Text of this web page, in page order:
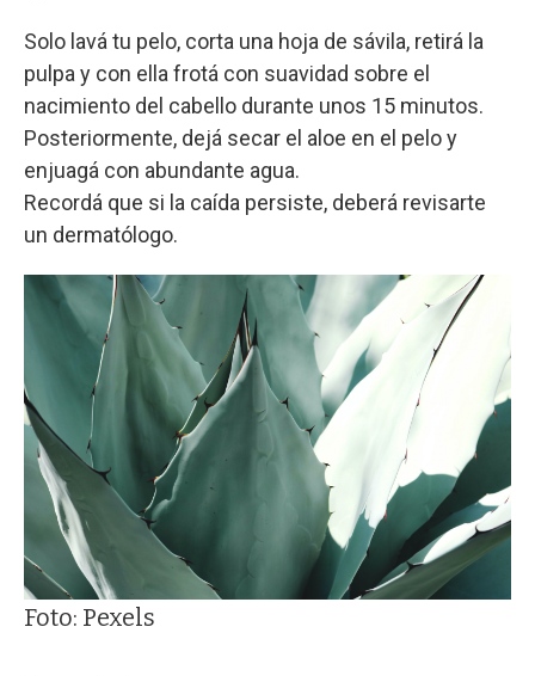
Solo lavá tu pelo, corta una hoja de sávila, retirá la
pulpa y con ella frotá con suavidad sobre el
nacimiento del cabello durante unos 15 minutos.
Posteriormente, dejá secar el aloe en el pelo y
enjuagá con abundante agua.
Recordá que si la caída persiste, deberá revisarte
un dermatólogo.
Foto: Pexels